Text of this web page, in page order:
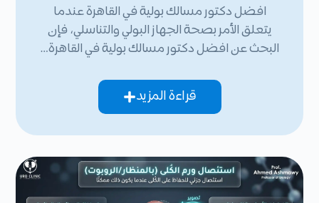
افضل دكتور مسالك بولية في القاهرة عندما
يتعلق الأمر بصحة الجهاز البولي والتناسلي، فإن
البحث عن افضل دكتور مسالك بولية في القاهرة…
قراءة المزيد